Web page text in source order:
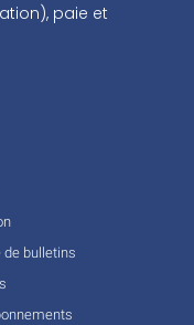
paie et
de bulletins